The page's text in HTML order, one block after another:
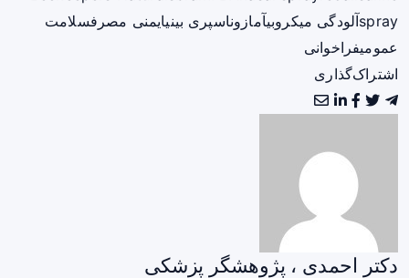
sprayآلودگی میکروبیآمازوناسپری بینیایمنی مصرفسلامت
عمومیفراخوانی
اشتراک‌گذاری
دکتر احمدی ، پژوهشگر پزشکی